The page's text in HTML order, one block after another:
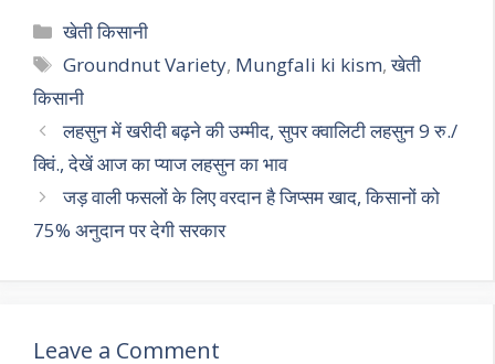
at
s
A
p
p
e
gr
m
b
o
k
er l e
Categories
खेती किसानी
Tags
Groundnut Variety, Mungfali ki kism,खेती
किसानी
लहसुन में खरीदी बढ़ने की उम्मीद, सुपर क्वालिटी लहसुन 9 रु./
क्विं., देखें आज का प्याज लहसुन का भाव
जड़ वाली फसलों के लिए वरदान है जिप्सम खाद, किसानों को
75% अनुदान पर देगी सरकार
Leave a Comment